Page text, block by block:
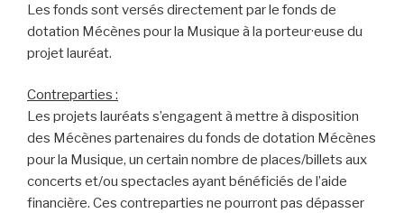
Les fonds sont versés directement par le fonds de
dotation Mécènes pour la Musique à la porteur·euse du
projet lauréat.
Contreparties :
Les projets lauréats s’engagent à mettre à disposition
des Mécènes partenaires du fonds de dotation Mécènes
pour la Musique, un certain nombre de places/billets aux
concerts et/ou spectacles ayant bénéficiés de l’aide
financière. Ces contreparties ne pourront pas dépasser